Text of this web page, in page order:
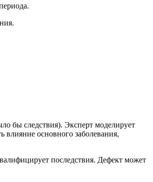
бы следствия). Эксперт моделирует
основного заболевания,
последствия. Дефект может